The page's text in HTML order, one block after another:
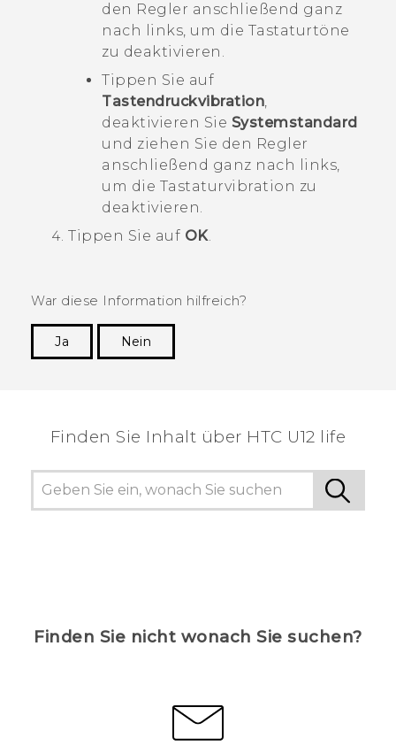
den Regler anschließend ganz
nach links, um die Tastaturtöne
zu deaktivieren.
Tippen Sie auf
Tastendruckvibration,
deaktivieren Sie Systemstandard
und ziehen Sie den Regler
anschließend ganz nach links,
um die Tastaturvibration zu
deaktivieren.
Tippen Sie auf OK.
War diese Information hilfreich?
Ja
Nein
Finden Sie Inhalt über‎ HTC U12 life
Finden Sie nicht wonach Sie suchen?